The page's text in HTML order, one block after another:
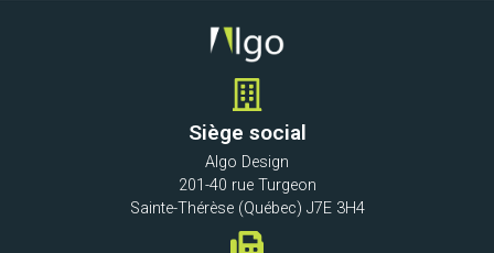
Siège social
Algo Design
201-40 rue Turgeon
Sainte-Thérèse (Québec) J7E 3H4